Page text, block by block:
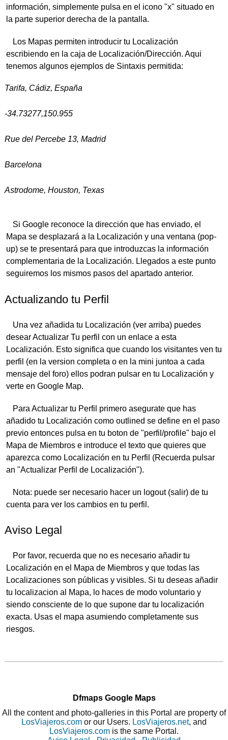
información, simplemente pulsa en el icono "x" situado en
la parte superior derecha de la pantalla.
Los Mapas permiten introducir tu Localización
escribiendo en la caja de Localización/Dirección. Aqui
tenemos algunos ejemplos de Sintaxis permitida:
Tarifa, Cádiz, España
-34.73277,150.955
Rue del Percebe 13, Madrid
Barcelona
Astrodome, Houston, Texas
Si Google reconoce la dirección que has enviado, el
Mapa se desplazará a la Localización y una ventana (pop-
up) se te presentará para que introduzcas la información
complementaria de la Localización. Llegados a este punto
seguiremos los mismos pasos del apartado anterior.
Actualizando tu Perfil
Una vez añadida tu Localización (ver arriba) puedes
desear Actualizar Tu perfil con un enlace a esta
Localización. Esto significa que cuando los visitantes ven tu
perfil (en la version completa o en la mini juntoa a cada
mensaje del foro) ellos podran pulsar en tu Localización y
verte en Google Map.
Para Actualizar tu Perfil primero asegurate que has
añadido tu Localización como outlined se define en el paso
previo entonces pulsa en tu boton de "perfil/profile" bajo el
Mapa de Miembros e introduce el texto que quieres que
aparezca como Localización en tu Perfil (Recuerda pulsar
an "Actualizar Perfil de Localización").
Nota: puede ser necesario hacer un logout (salir) de tu
cuenta para ver los cambios en tu perfil.
Aviso Legal
Por favor, recuerda que no es necesario añadir tu
Localización en el Mapa de Miembros y que todas las
Localizaciones son públicas y visibles. Si tu deseas añadir
tu localizacion al Mapa, lo haces de modo voluntario y
siendo consciente de lo que supone dar tu localización
exacta. Usas el mapa asumiendo completamente sus
riesgos.
Dfmaps Google Maps
All the content and photo-galleries in this Portal are property of
LosViajeros.com or our Users. LosViajeros.net, and
LosViajeros.com is the same Portal.